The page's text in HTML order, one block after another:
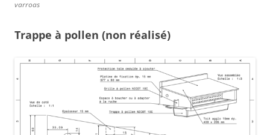
varroas
Trappe à pollen (non réalisé)